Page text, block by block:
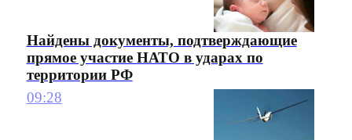
Найдены документы, подтверждающие
прямое участие НАТО в ударах по
территории РФ
09:28